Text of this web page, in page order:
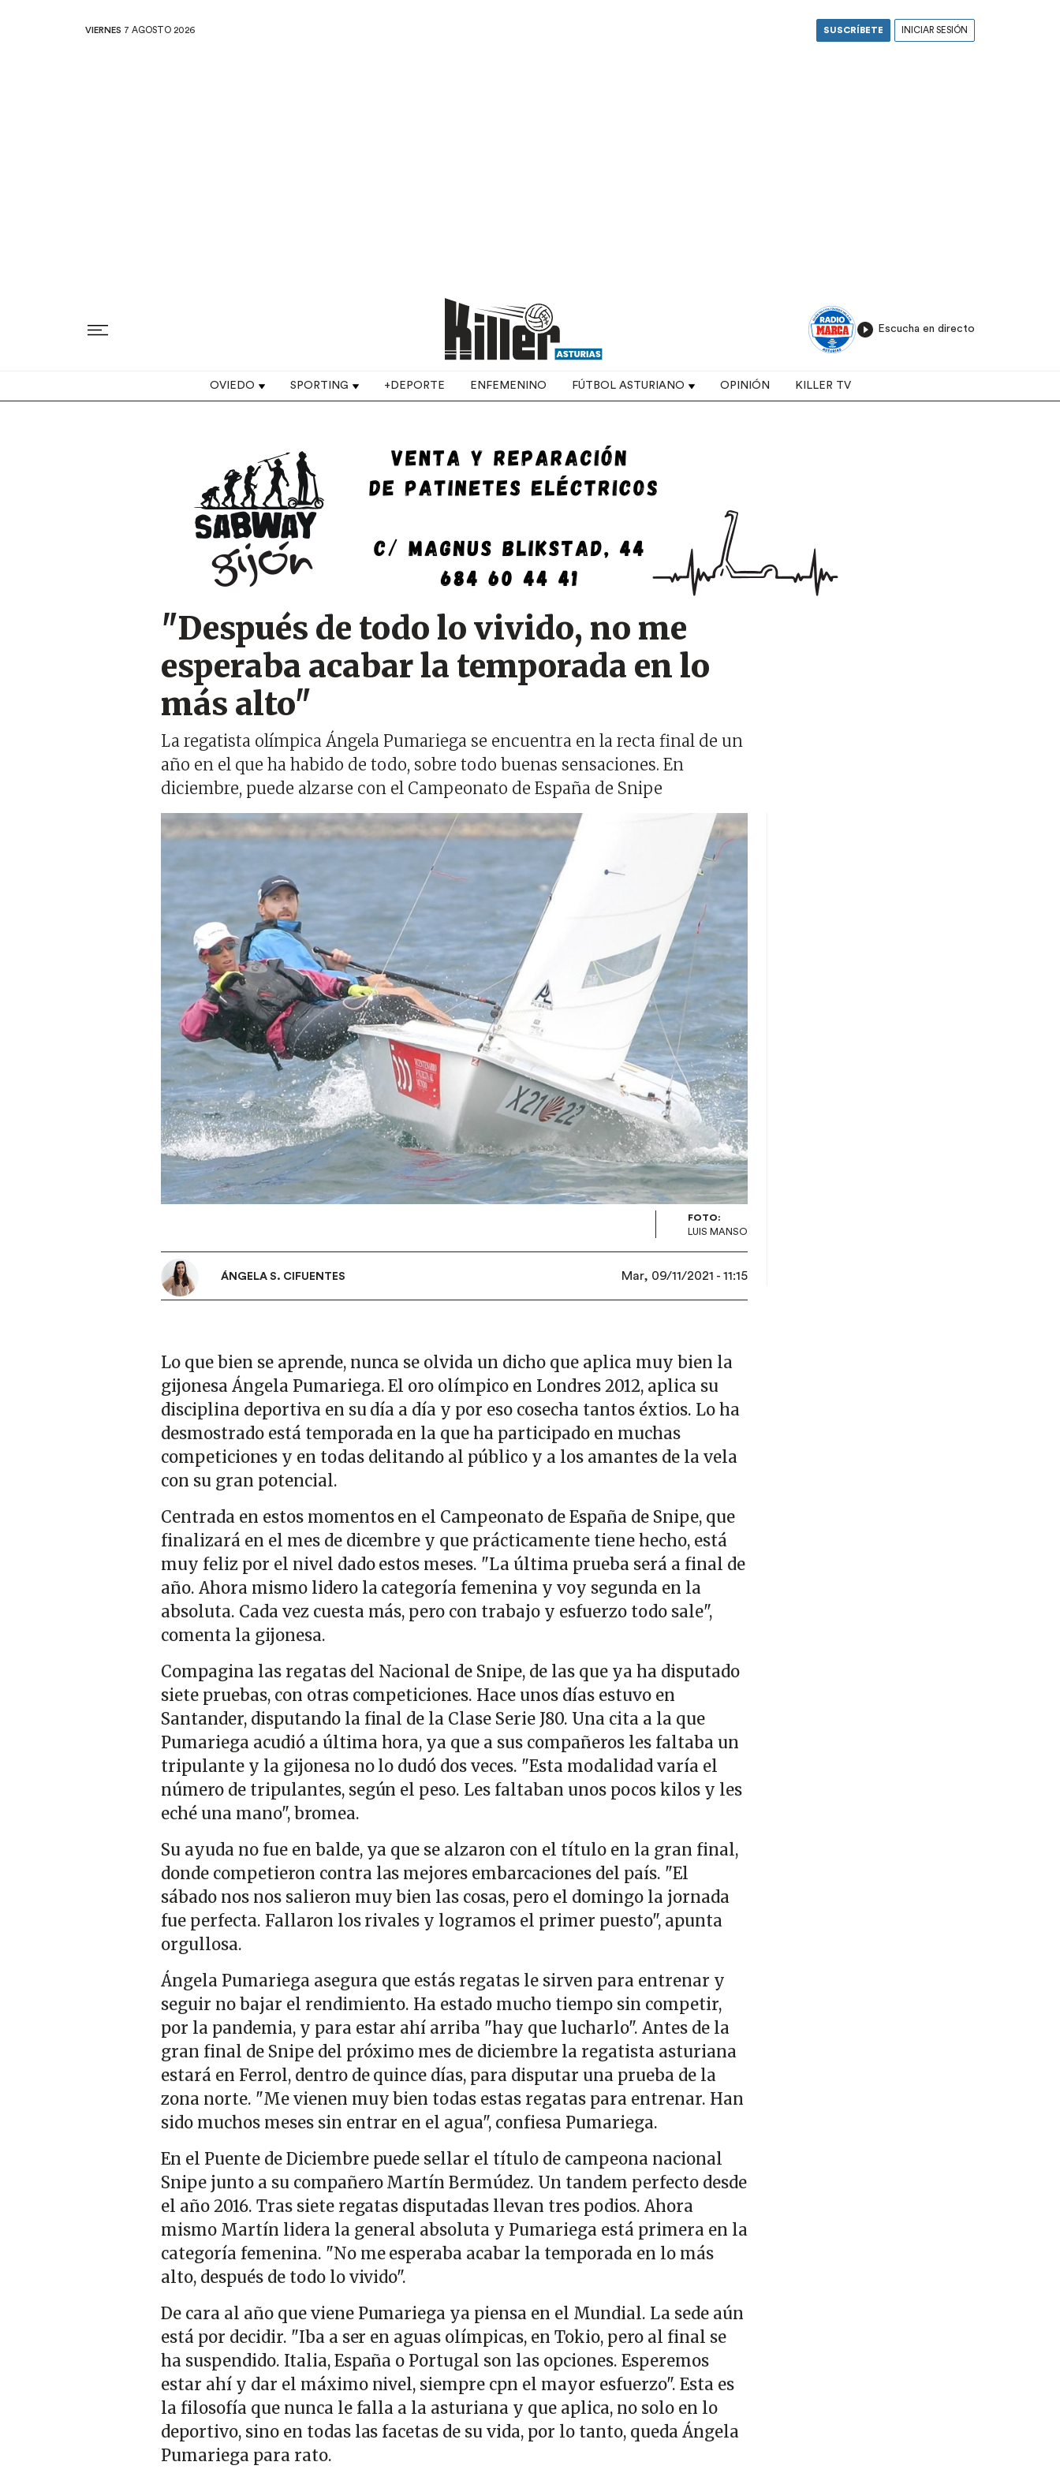
VIERNES 7 AGOSTO 2026 SUSCRÍBETE INICIAR SESIÓN
Escucha en directo
Top navigation
OVIEDO SPORTING +DEPORTE ENFEMENINO FÚTBOL ASTURIANO OPINIÓN KILLER TV
"Después de todo lo vivido, no me
esperaba acabar la temporada en lo
más alto"
La regatista olímpica Ángela Pumariega se encuentra en la recta final de un
año en el que ha habido de todo, sobre todo buenas sensaciones. En
diciembre, puede alzarse con el Campeonato de España de Snipe
Imagen
FOTO:
LUIS MANSO
ÁNGELA S. CIFUENTES Mar, 09/11/2021 - 11:15
Lo que bien se aprende, nunca se olvida un dicho que aplica muy bien la
gijonesa Ángela Pumariega. El oro olímpico en Londres 2012, aplica su
disciplina deportiva en su día a día y por eso cosecha tantos éxtios. Lo ha
desmostrado está temporada en la que ha participado en muchas
competiciones y en todas delitando al público y a los amantes de la vela
con su gran potencial.
Centrada en estos momentos en el Campeonato de España de Snipe, que
finalizará en el mes de dicembre y que prácticamente tiene hecho, está
muy feliz por el nivel dado estos meses. "La última prueba será a final de
año. Ahora mismo lidero la categoría femenina y voy segunda en la
absoluta. Cada vez cuesta más, pero con trabajo y esfuerzo todo sale",
comenta la gijonesa.
Compagina las regatas del Nacional de Snipe, de las que ya ha disputado
siete pruebas, con otras competiciones. Hace unos días estuvo en
Santander, disputando la final de la Clase Serie J80. Una cita a la que
Pumariega acudió a última hora, ya que a sus compañeros les faltaba un
tripulante y la gijonesa no lo dudó dos veces. "Esta modalidad varía el
número de tripulantes, según el peso. Les faltaban unos pocos kilos y les
eché una mano", bromea.
Su ayuda no fue en balde, ya que se alzaron con el título en la gran final,
donde competieron contra las mejores embarcaciones del país. "El
sábado nos nos salieron muy bien las cosas, pero el domingo la jornada
fue perfecta. Fallaron los rivales y logramos el primer puesto", apunta
orgullosa.
Ángela Pumariega asegura que estás regatas le sirven para entrenar y
seguir no bajar el rendimiento. Ha estado mucho tiempo sin competir,
por la pandemia, y para estar ahí arriba "hay que lucharlo". Antes de la
gran final de Snipe del próximo mes de diciembre la regatista asturiana
estará en Ferrol, dentro de quince días, para disputar una prueba de la
zona norte. "Me vienen muy bien todas estas regatas para entrenar. Han
sido muchos meses sin entrar en el agua", confiesa Pumariega.
En el Puente de Diciembre puede sellar el título de campeona nacional
Snipe junto a su compañero Martín Bermúdez. Un tandem perfecto desde
el año 2016. Tras siete regatas disputadas llevan tres podios. Ahora
mismo Martín lidera la general absoluta y Pumariega está primera en la
categoría femenina. "No me esperaba acabar la temporada en lo más
alto, después de todo lo vivido".
De cara al año que viene Pumariega ya piensa en el Mundial. La sede aún
está por decidir. "Iba a ser en aguas olímpicas, en Tokio, pero al final se
ha suspendido. Italia, España o Portugal son las opciones. Esperemos
estar ahí y dar el máximo nivel, siempre cpn el mayor esfuerzo". Esta es
la filosofía que nunca le falla a la asturiana y que aplica, no solo en lo
deportivo, sino en todas las facetas de su vida, por lo tanto, queda Ángela
Pumariega para rato.